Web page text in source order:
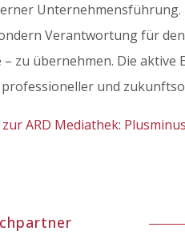
Unternehmensführung.
Verantwortung für
– zu übernehmen. Die
professioneller und
ARD Mediathek: